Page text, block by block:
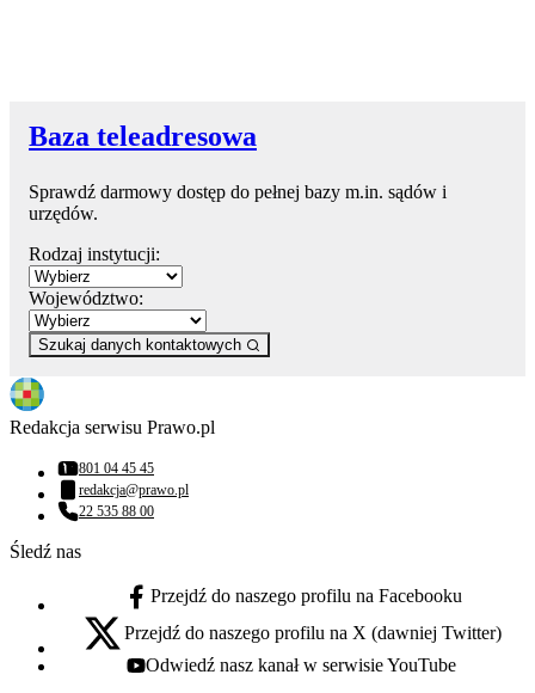
Baza teleadresowa
Sprawdź darmowy dostęp do pełnej bazy m.in. sądów i
urzędów.
Rodzaj instytucji:
Województwo:
Szukaj danych kontaktowych
Redakcja serwisu Prawo.pl
Numer telefonu:
801 04 45 45
Adres email:
redakcja@prawo.pl
Numer telefonu:
22 535 88 00
Śledź nas
facebook - otwiera się w nowej karcie
Przejdź do naszego profilu na Facebooku
x - otwiera się w nowej karcie
Przejdź do naszego profilu na X (dawniej Twitter)
youtube - otwiera się w nowej karcie
Odwiedź nasz kanał w serwisie YouTube